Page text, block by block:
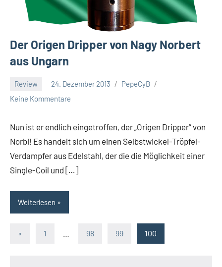
Der Origen Dripper von Nagy Norbert
aus Ungarn
Review 24. Dezember 2013
PepeCyB
Keine Kommentare
Nun ist er endlich eingetroffen, der „Origen Dripper“ von
Norbi! Es handelt sich um einen Selbstwickel-Tröpfel-
Verdampfer aus Edelstahl, der die die Möglichkeit einer
Single-Coil und […]
Weiterlesen
Seitennummerierung
« Vorherige
1 98 99 100